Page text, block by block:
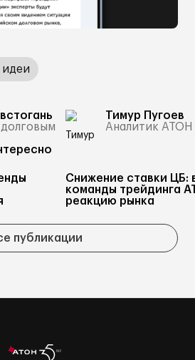
Тимур Пугоев
Аналитик АТОН
Снижение ставки ЦБ:
команды трейдинга
реакцию рынка
публикации